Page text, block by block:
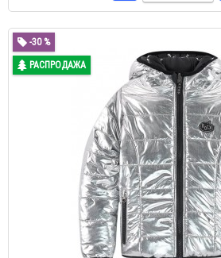
-30 %
РАСПРОДАЖА